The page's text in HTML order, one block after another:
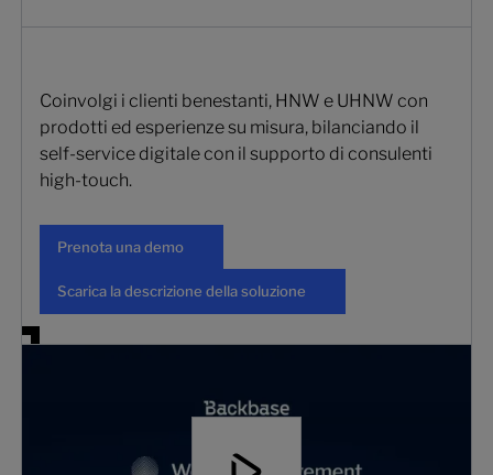
Coinvolgi i clienti benestanti, HNW e UHNW con
prodotti ed esperienze su misura, bilanciando il
self-service digitale con il supporto di consulenti
high-touch.
Prenota una demo
Scarica la descrizione della soluzione